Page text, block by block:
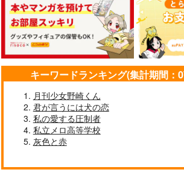
キーワードランキング(集計期間：
月刊少女野崎くん
君が言うには犬の恋
私の愛する圧制者
私立メロ高等学校
灰色と赤